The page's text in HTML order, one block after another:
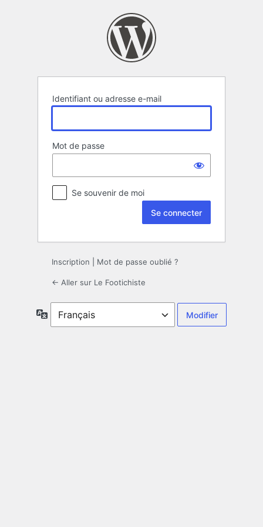
Identifiant ou adresse e-mail
Mot de passe
Se souvenir de moi
Inscription Mot de passe oublié ?
← Aller sur Le Footichiste
Langue